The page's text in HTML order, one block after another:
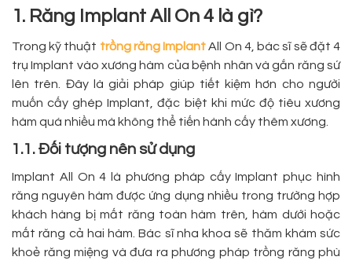
1. Răng Implant All On 4 là gì?
Trong kỹ thuật trồng răng ImplantAll On 4, bác sĩ sẽ đặt 4
trụ Implant vào xương hàm của bệnh nhân và gắn răng sứ
lên trên. Đây là giải pháp giúp tiết kiệm hơn cho người
muốn cấy ghép Implant, đặc biệt khi mức độ tiêu xương
hàm quá nhiều mà không thể tiến hành cấy thêm xương.
1.1. Đối tượng nên sử dụng
Implant All On 4 là phương pháp cấy Implant phục hình
răng nguyên hàm được ứng dụng nhiều trong trường hợp
khách hàng bị mất răng toàn hàm trên, hàm dưới hoặc
mất răng cả hai hàm. Bác sĩ nha khoa sẽ thăm khám sức
khoẻ răng miệng và đưa ra phương pháp trồng răng phù